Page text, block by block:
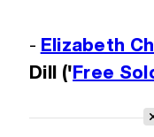
- Elizabeth
Dill ('Free